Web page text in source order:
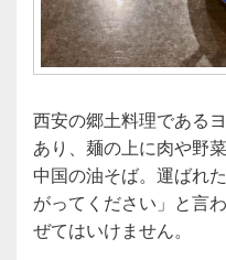
西安の郷土料理である
あり、麺の上に肉や野
中国の油そば。運ばれ
がってください」と言
ぜてはいけません。